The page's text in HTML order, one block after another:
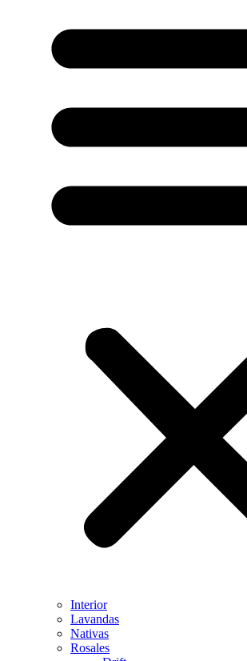
Interior
Lavandas
Nativas
Rosales